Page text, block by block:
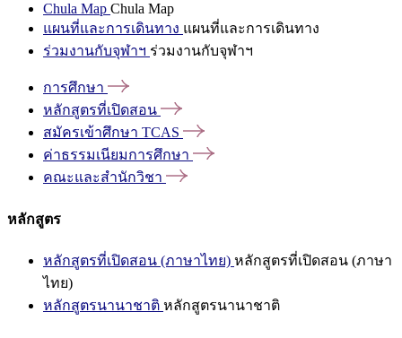
Chula Map Chula Map
แผนที่และการเดินทาง แผนที่และการเดินทาง
ร่วมงานกับจุฬาฯ ร่วมงานกับจุฬาฯ
การศึกษา
หลักสูตรที่เปิดสอน
สมัครเข้าศึกษา TCAS
ค่าธรรมเนียมการศึกษา
คณะและสำนักวิชา
หลักสูตร
หลักสูตรที่เปิดสอน (ภาษาไทย) หลักสูตรที่เปิดสอน (ภาษา
ไทย)
หลักสูตรนานาชาติ หลักสูตรนานาชาติ